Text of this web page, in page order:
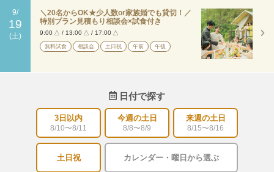
9/
19
(土)
＼20名からOK★少人数or家族婚でも貸切！／
特別プラン見積もり相談会×試食付き
9:00 △ / 13:00 △ / 17:00 △
無料試食 相談会 土日祝 午前 午後
日付で探す
3日以内
8/10〜8/11
今週の土日
8/8〜8/9
来週の土日
8/15〜8/16
土日祝 カレンダー・曜日から選ぶ